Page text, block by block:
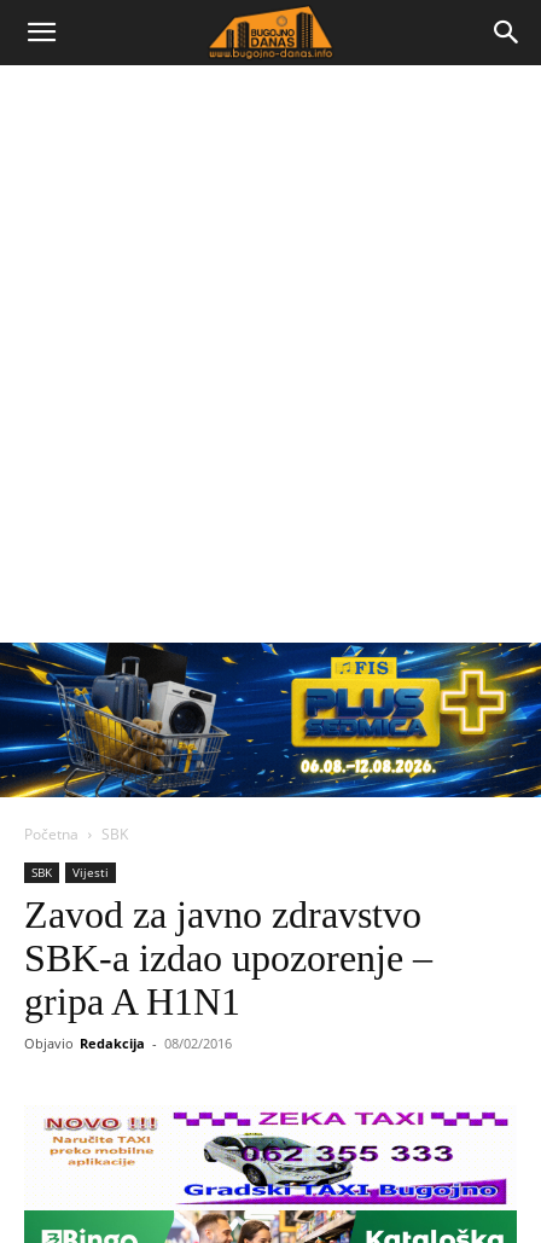
Bugojno
Početna SBK
SBK Vijesti
Zavod za javno zdravstvo
SBK-a izdao upozorenje –
gripa A H1N1
Objavio Redakcija - 08/02/2016